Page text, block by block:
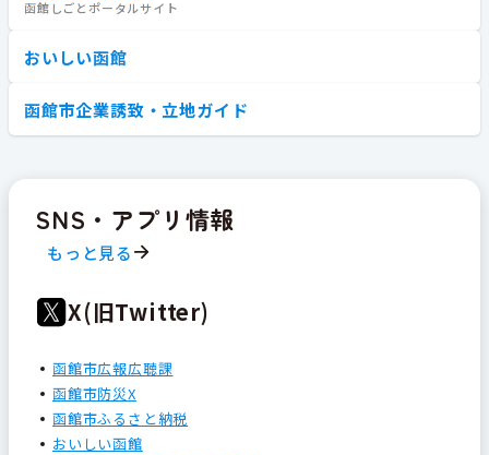
函館しごとポータルサイト
おいしい函館
函館市企業誘致・立地ガイド
SNS・アプリ情報
もっと見る
X(旧Twitter)
函館市広報広聴課
函館市防災X
函館市ふるさと納税
おいしい函館